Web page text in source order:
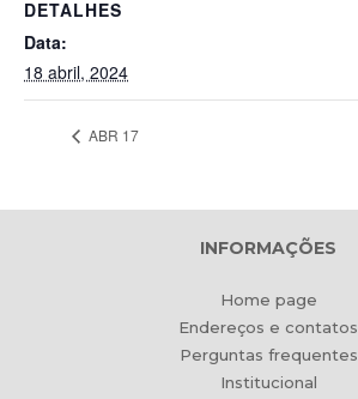
DETALHES
Data:
18 abril, 2024
ABR 17
INFORMAÇÕES
Home page
Endereços e contatos
Perguntas frequentes
Institucional